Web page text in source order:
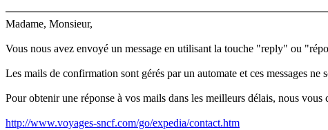
Madame, Monsieur,
Vous nous avez envoyé un message en utilisant la touche "reply" ou
Les mails de confirmation sont gérés par un automate et ces messages ne
Pour obtenir une réponse à vos mails dans les meilleurs délais, nous vous
http://www.voyages-sncf.com/go/expedia/contact.htm